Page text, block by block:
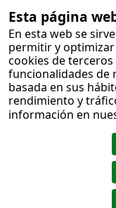
Esta página
En esta web se
permitir y optimizar
cookies de
funcionalidades de
basada en sus
rendimiento y
información en